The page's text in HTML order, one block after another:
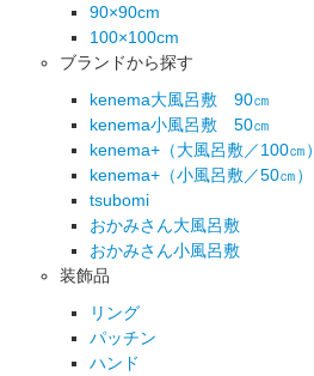
90×90cm
100×100cm
ブランドから探す
kenema大風呂敷 90㎝
kenema小風呂敷 50㎝
kenema+（大風呂敷／100㎝）
kenema+（小風呂敷／50㎝）
tsubomi
おかみさん大風呂敷
おかみさん小風呂敷
装飾品
リング
パッチン
ハンド